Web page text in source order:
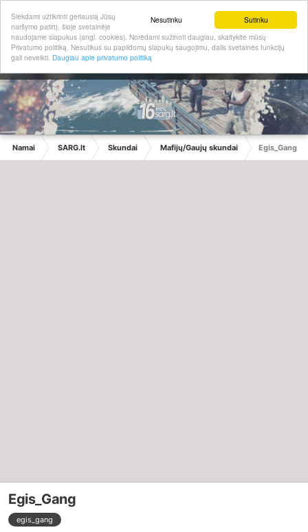
Sutinku
Nesutinku
Siekdami užtikrinti geriausią Jūsų
naršymo patirtį, šioje svetainėje
naudojame slapukus (angl. cookies). Norėdami sužinoti daugiau, skaitykite mūsų
Privatumo politiką. Nesutikus su papildomų slapukų saugojimu, dalis svetainės funkcijų
gali neveikti. Daugiau apie privatumo politiką
Namai SARG.lt Skundai Mafijų/Gaujų skundai Egis_Gang
Egis_Gang
egis_gang